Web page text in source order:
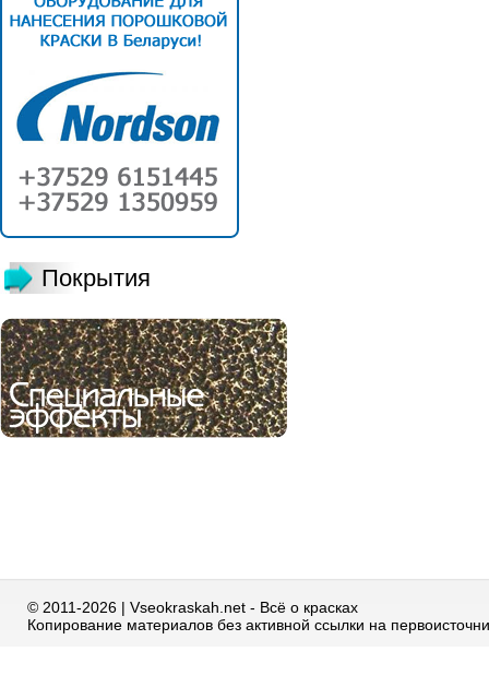
Покрытия
© 2011-2026 | Vseokraskah.net - Всё о красках
Копирование материалов без активной ссылки на